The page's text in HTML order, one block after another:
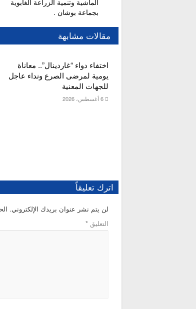
الماشية وتنمية الزراعة الغابوية
بجماعة بوشان .
مقالات مشابهة
اختفاء دواء “غاردينال”.. معاناة
يومية لمرضى الصرع ونداء عاجل
للجهات المعنية
6 أغسطس، 2026
اترك تعليقاً
لن يتم نشر عنوان بريدك الإلكتروني.
التعليق*